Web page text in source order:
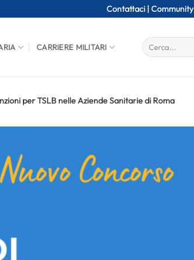
Contattaci | Community
CARRIERE MILITARI
per TSLB nelle Aziende Sanitarie di Roma